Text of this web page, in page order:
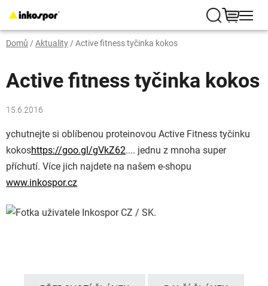
na
obsah
Hledat
Domů / Aktuality/ Active fitness tyčinka kokos
Active fitness tyčinka kokos
15.6.2016
ychutnejte si oblíbenou proteinovou Active Fitness tyčinku
kokoshttps://goo.gl/gVkZ62.... jednu z mnoha super
příchutí. Více jich najdete na našem e-shopu
www.inkospor.cz